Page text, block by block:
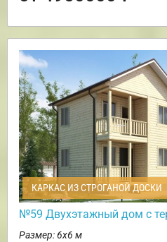
КАРКАС ИЗ СТРОГАНОЙ ДОСКИ
№59 Двухэтажный дом с
Размер: 6х6 м